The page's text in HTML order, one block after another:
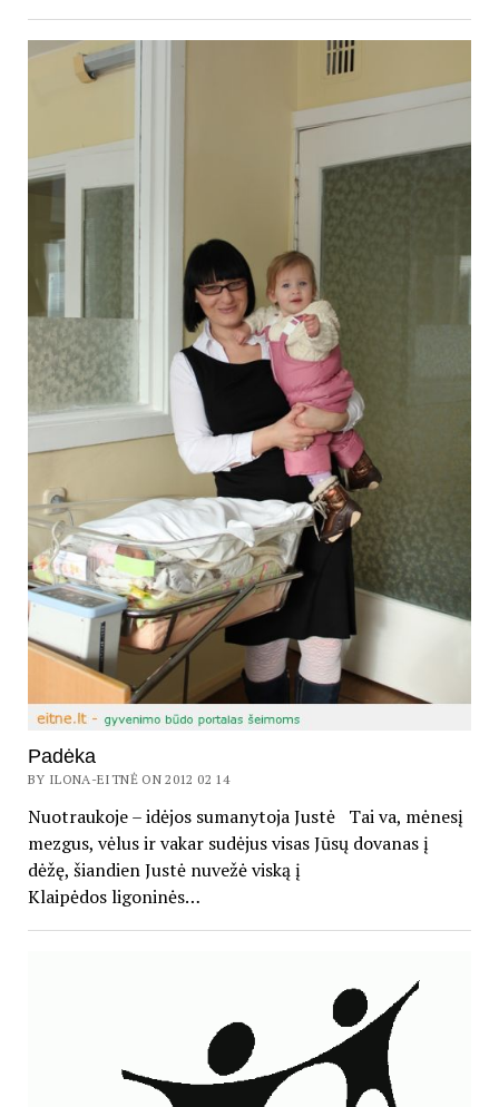
Padėka
BY ILONA-EITNĖ ON 2012 02 14
Nuotraukoje – idėjos sumanytoja Justė Tai va, mėnesį
mezgus, vėlus ir vakar sudėjus visas Jūsų dovanas į
dėžę, šiandien Justė nuvežė viską į
Klaipėdos ligoninės…